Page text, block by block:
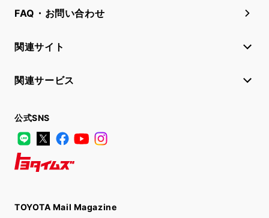
FAQ・お問い合わせ
関連サイト
関連サービス
公式SNS
LINE
X FacebookYouTube
TOYOTA Mail Magazine